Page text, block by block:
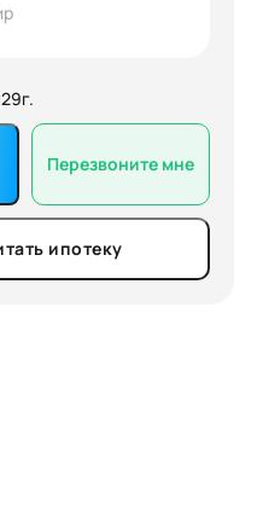
Перезвоните мне
ипотеку